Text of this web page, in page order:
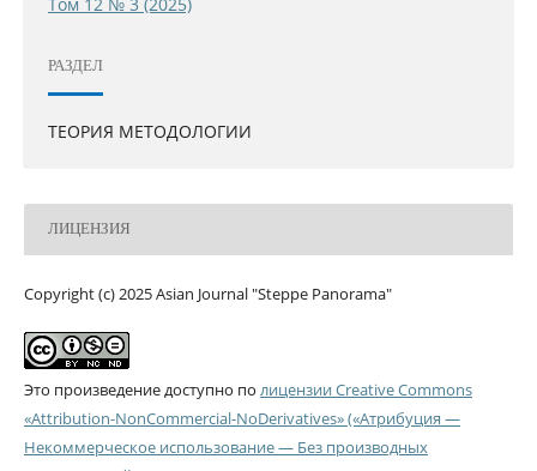
РАЗДЕЛ
ТЕОРИЯ МЕТОДОЛОГИИ
ЛИЦЕНЗИЯ
Copyright (c) 2025 Asian Journal "Steppe Panorama"
Это произведение доступно по лицензии Creative Commons
«Attribution-NonCommercial-NoDerivatives» («Атрибуция —
Некоммерческое использование — Без производных